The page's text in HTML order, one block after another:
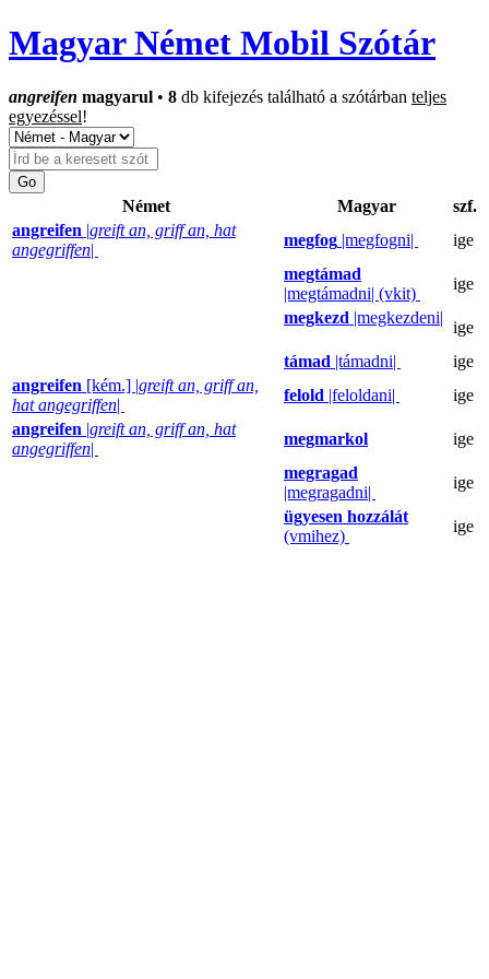
Magyar Német Mobil Szótár
angreifen magyarul • 8 db kifejezés található a szótárban teljes
egyezéssel!
Német Magyar
szf.
angreifen |greift an, griff an, hat
angegriffen|
megfog |megfogni|
ige
megtámad
|megtámadni| (vkit)
ige
megkezd |megkezdeni|
ige
támad |támadni|
ige
angreifen [kém.] |greift an, griff an,
hat angegriffen|
felold |feloldani|
ige
angreifen |greift an, griff an, hat
angegriffen|
megmarkol
ige
megragad
|megragadni|
ige
ügyesen hozzálát
(vmihez)
ige